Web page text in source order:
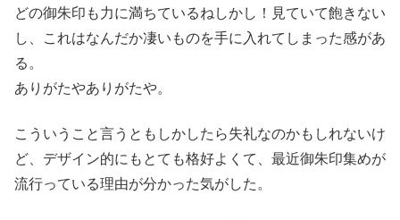
どの御朱印も力に満ちているねしかし！見ていて飽きない
し、これはなんだか凄いものを手に入れてしまった感があ
る。
ありがたやありがたや。
こういうこと言うともしかしたら失礼なのかもしれないけ
ど、デザイン的にもとても格好よくて、最近御朱印集めが
流行っている理由が分かった気がした。